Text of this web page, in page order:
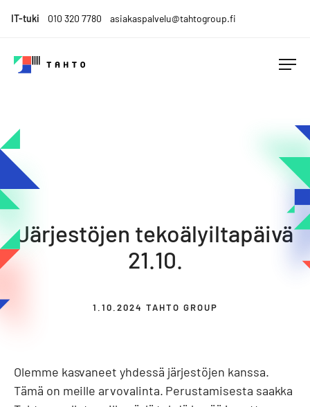
toIT-tuki 010 320 7780 asiakaspalvelu@tahtogroup.fi
Tahto
Tahdo
parempaa.
Järjestöjen tekoälyiltapäivä
21.10.
1.10.2024 TAHTO GROUP
Olemme kasvaneet yhdessä järjestöjen kanssa.
Tämä on meille arvovalinta. Perustamisesta saakka